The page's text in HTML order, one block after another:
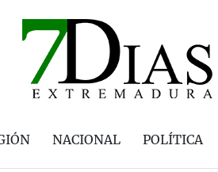
NACIONAL POLÍTICA